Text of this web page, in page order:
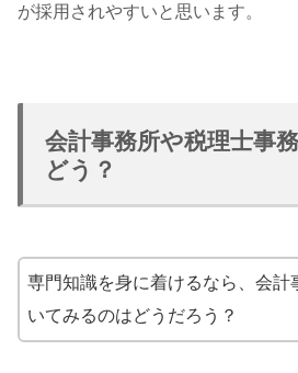
が採用されやすいと思います。
会計事務所や税理士事
どう？
専門知識を身に着けるなら、会計
いてみるのはどうだろう？